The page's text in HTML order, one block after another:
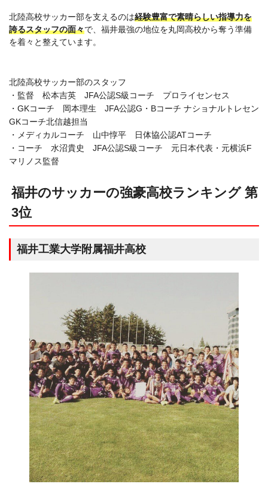
北陸高校サッカー部を支えるのは経験豊富で素晴らしい指導力を
誇るスタッフの面々で、福井最強の地位を丸岡高校から奪う準備
を着々と整えています。
北陸高校サッカー部のスタッフ
・監督 松本吉英 JFA公認S級コーチ プロライセンセス
・GKコーチ 岡本理生 JFA公認G・Bコーチ ナショナルトレセン
GKコーチ北信越担当
・メディカルコーチ 山中惇平 日体協公認ATコーチ
・コーチ 水沼貴史 JFA公認S級コーチ 元日本代表・元横浜F
マリノス監督
福井のサッカーの強豪高校ランキング 第
3位
福井工業大学附属福井高校